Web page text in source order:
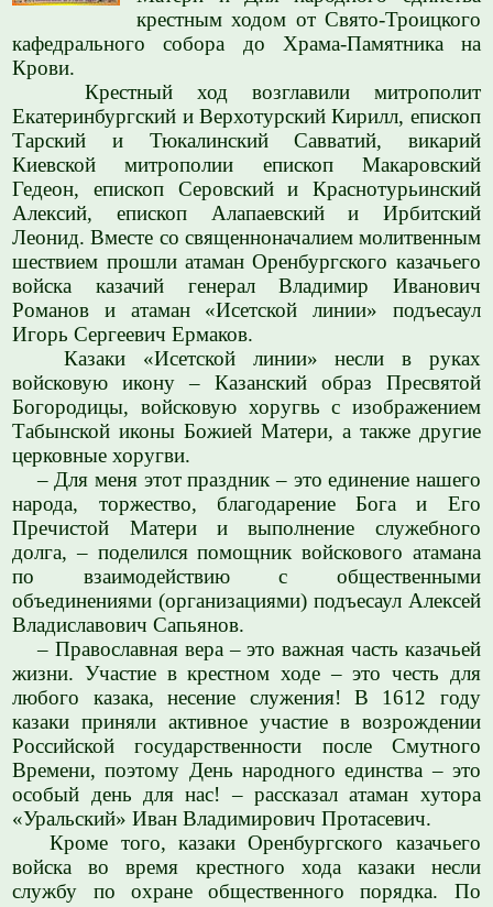
крестным ходом от Свято-Троицкого
кафедрального собора до Храма-Памятника на
Крови.
Крестный ход возглавили митрополит
Екатеринбургский и Верхотурский Кирилл, епископ
Тарский и Тюкалинский Савватий, викарий
Киевской митрополии епископ Макаровский
Гедеон, епископ Серовский и Краснотурьинский
Алексий, епископ Алапаевский и Ирбитский
Леонид. Вместе со священноначалием молитвенным
шествием прошли атаман Оренбургского казачьего
войска казачий генерал Владимир Иванович
Романов и атаман «Исетской линии» подъесаул
Игорь Сергеевич Ермаков.
Казаки «Исетской линии» несли в руках
войсковую икону – Казанский образ Пресвятой
Богородицы, войсковую хоругвь с изображением
Табынской иконы Божией Матери, а также другие
церковные хоругви.
– Для меня этот праздник – это единение нашего
народа, торжество, благодарение Бога и Его
Пречистой Матери и выполнение служебного
долга, – поделился помощник войскового атамана
по взаимодействию с общественными
объединениями (организациями) подъесаул Алексей
Владиславович Сапьянов.
– Православная вера – это важная часть казачьей
жизни. Участие в крестном ходе – это честь для
любого казака, несение служения! В 1612 году
казаки приняли активное участие в возрождении
Российской государственности после Смутного
Времени, поэтому День народного единства – это
особый день для нас! – рассказал атаман хутора
«Уральский» Иван Владимирович Протасевич.
Кроме того, казаки Оренбургского казачьего
войска во время крестного хода казаки несли
службу по охране общественного порядка. По